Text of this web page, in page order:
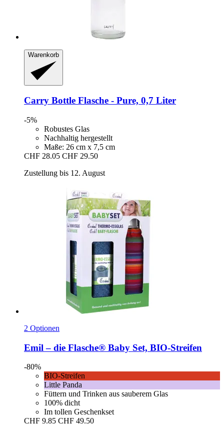
Warenkorb
Carry Bottle Flasche -​ Pure, 0,7 Liter
-5%
Robustes Glas
Nachhaltig hergestellt
Maße: 26 cm x 7,5 cm
CHF 28.05 CHF 29.50
Zustellung bis 12. August
2 Optionen
Emil – die Flasche® Baby Set, BIO-​Streifen
-80%
BIO-Streifen
Little Panda
Füttern und Trinken aus sauberem Glas
100% dicht
Im tollen Geschenkset
CHF 9.85 CHF 49.50